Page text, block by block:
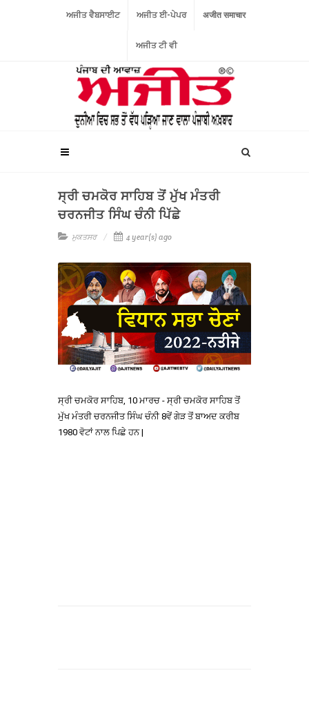
ਅਜੀਤ ਵੈਬਸਾਈਟ ਅਜੀਤ ਈ-ਪੇਪਰ अजीत समाचार
ਅਜੀਤ ਟੀ ਵੀ
ਸ੍ਰੀ ਚਮਕੋਰ ਸਾਹਿਬ ਤੋਂ ਮੁੱਖ ਮੰਤਰੀ
ਚਰਨਜੀਤ ਸਿੰਘ ਚੰਨੀ ਪਿੱਛੇ
ਮੁਕਤਸਰ 4 year(s) ago
ਸ੍ਰੀ ਚਮਕੋਰ ਸਾਹਿਬ, 10 ਮਾਰਚ - ਸ੍ਰੀ ਚਮਕੋਰ ਸਾਹਿਬ ਤੋਂ
ਮੁੱਖ ਮੰਤਰੀ ਚਰਨਜੀਤ ਸਿੰਘ ਚੰਨੀ 8ਵੇਂ ਗੇੜ ਤੋਂ ਬਾਅਦ ਕਰੀਬ
1980 ਵੋਟਾਂ ਨਾਲ ਪਿਛੇ ਹਨ |